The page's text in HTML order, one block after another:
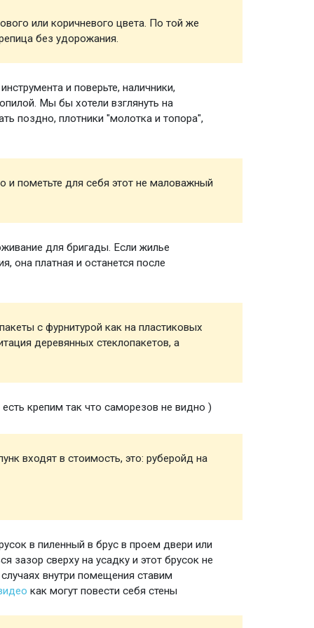
или коричневого цвета. По той же
без удорожания.
и поверьте, наличники,
Мы бы хотели взглянуть на
поздно, плотники "молотка и топора",
и пометьте для себя этот не маловажный
для бригады. Если жилье
она платная и останется после
с фурнитурой как на пластиковых
деревянных стеклопакетов, а
крепим так что саморезов не видно )
входят в стоимость, это: руберойд на
в пиленный в брус в проем двери или
зазор сверху на усадку и этот брусок не
внутри помещения ставим
как могут повести себя стены